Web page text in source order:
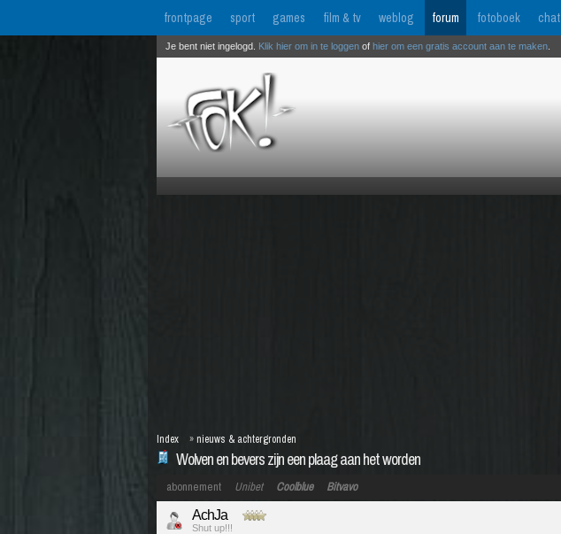
frontpage sport games film & tv weblog forum fotoboek chat
Je bent niet ingelogd. Klik hier om in te loggen of hier om een gratis account aan te maken
Wolven en bevers zijn een plaag aan het worden
Index » nieuws & achtergronden
abonnement Unibet Coolblue Bitvavo
AchJa
Shut up!!!